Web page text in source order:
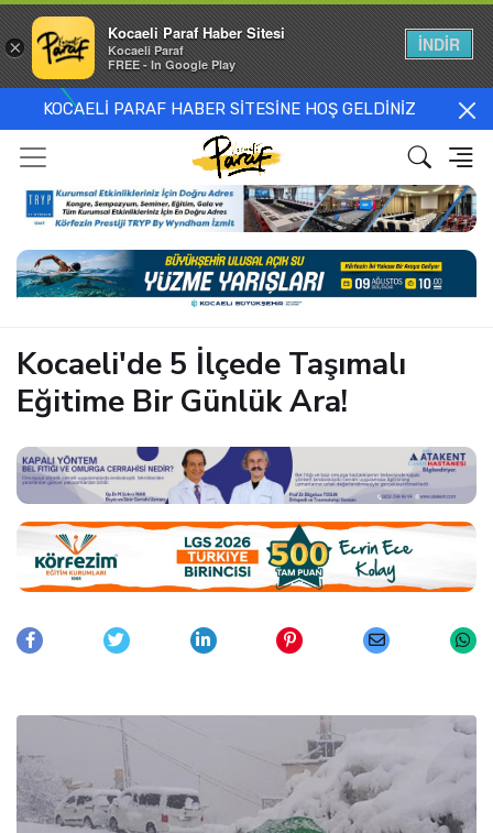
KOCAELİ PARAF HABER SİTESİNE HOŞ GELDİNİZ
Kocaeli'de 5 İlçede Taşımalı
Eğitime Bir Günlük Ara!
×
Kocaeli Paraf Haber Sitesi
Kocaeli Paraf
FREE - In Google Play
İNDİR